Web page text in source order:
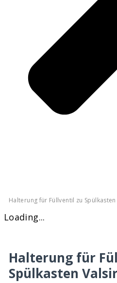
Halterung für Füllventil zu
Loading...
Halterung für
Spülkasten